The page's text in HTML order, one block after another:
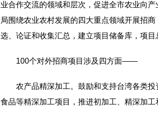
业合作交流的领域和层次，促进全市农业向
局围绕农业农村发展的四大重点领域开展招
选、论证和收集汇总，建立项目储备库，项目
100个对外招商项目涉及四方面——
农产品精深加工。鼓励和支持台湾各类
食品等精深加工项目，推进初加工、精深加工